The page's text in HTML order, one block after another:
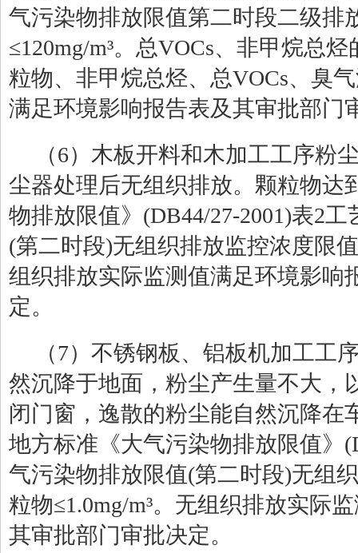
气污染物排放限值第二时段二级排
≤120mg/m³。总VOCs、非甲烷总烃
粒物、非甲烷总烃、总VOCs、臭
满足环境影响报告表及其审批部门
（6）木板开料和木加工工序粉
尘器处理后无组织排放。颗粒物达
物排放限值》 (DB44/27-2001)表2工
(第二时段)无组织排放监控浓度限
组织排放实际监测值满足环境影响
定。
（7）不锈钢板、铝板机加工工
然沉降于地面，粉尘产生量不大，
闭门窗，逸散的粉尘能自然沉降在
地方标准《大气污染物排放限值》
气污染物排放限值(第二时段)无组
粒物≤1.0mg/m³。无组织排放实际
其审批部门审批决定。